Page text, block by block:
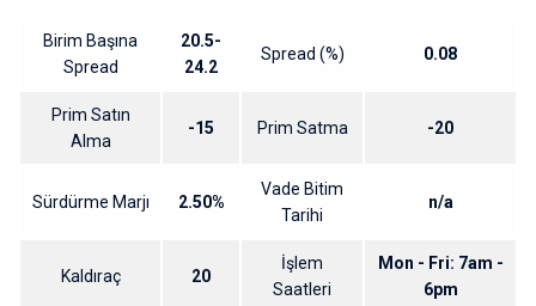
Birim Başına
Spread
20.5-
24.2
Spread (%) 0.08
Prim Satın
Alma
-15 Prim Satma -20
Sürdürme Marjı 2.50%
Vade Bitim
Tarihi
n/a
Kaldıraç 20
İşlem
Saatleri
Mon - Fri: 7am -
6pm